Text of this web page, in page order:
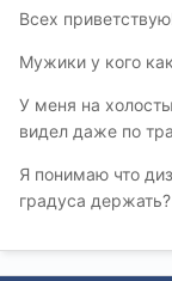
Всех
Мужики у кого
У меня на
видел даже по
Я понимаю что
градуса